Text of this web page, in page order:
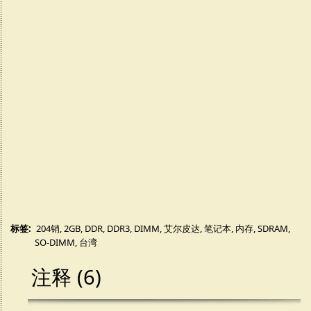
标签: 204销,2GB, DDR, DDR3, DIMM,艾尔皮达,笔记本, 内存,SDRAM,
SO-DIMM, 台湾
注释 (6)